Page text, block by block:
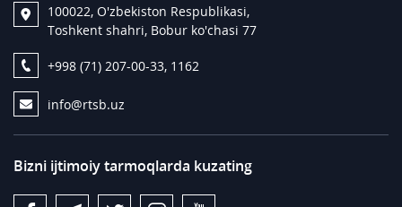
100022, O'zbekiston Respublikasi,
Toshkent shahri, Bobur ko'chasi 77
+998 (71) 207-00-33, 1162
info@rtsb.uz
Bizni ijtimoiy tarmoqlarda kuzating